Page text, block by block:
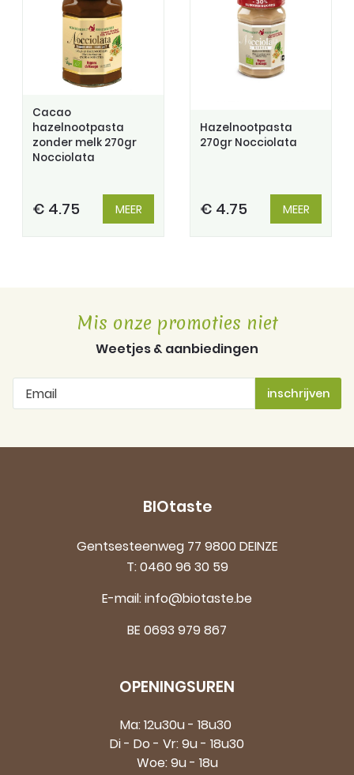
Cacao
hazelnootpasta
zonder melk 270gr
Nocciolata
€ 4.75 MEER
Hazelnootpasta
270gr Nocciolata
€ 4.75 MEER
Mis onze promoties niet
Weetjes & aanbiedingen
BIOtaste
Gentsesteenweg 77 9800 DEINZE
T:0460 96 30 59
E-mail:info@biotaste.be
BE 0693 979 867
OPENINGSUREN
Ma: 12u30u - 18u30
Di - Do - Vr: 9u - 18u30
Woe: 9u - 18u